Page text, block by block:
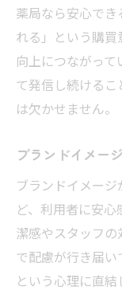
薬局なら安心で
れる」という購
向上につながっ
て発信し続ける
は欠かせません。
ブランドイメー
ブランドイメー
ど、利用者に安
潔感やスタッフ
で配慮が行き届い
という心理に直結